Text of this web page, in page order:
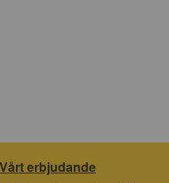
Vårt erbjudande